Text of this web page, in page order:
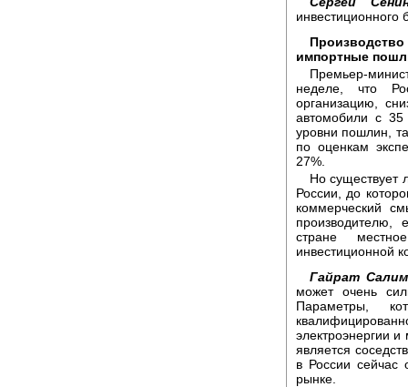
инвестиционного
импортные
Премьер-
неделе, что
организацию,
автомобили с
уровни пошлин,
по оценкам
27%.
Но существует
России, до
коммерческий
производителю,
стране
инвестиционной
Гайрат
может очень
Параметры,
электроэнергии
является
в России
рынке.